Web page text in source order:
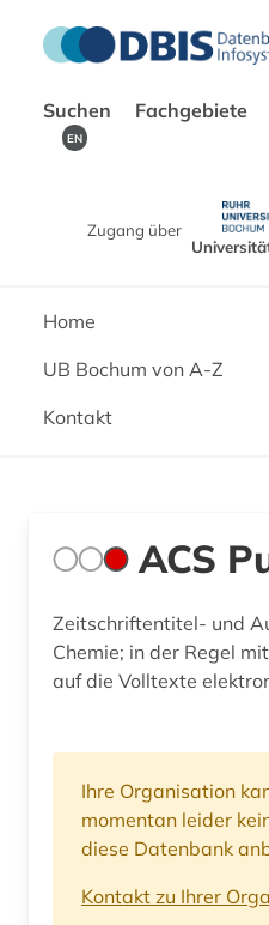
Suchen Fachgebiete
EN
Zugang über
Home
UB Bochum von A-Z
Kontakt
ACS
Zeitschriftentitel- und
Chemie; in der Regel
auf die Volltexte
Ihre Organisation
momentan leider
diese Datenbank
Kontakt zu Ihrer